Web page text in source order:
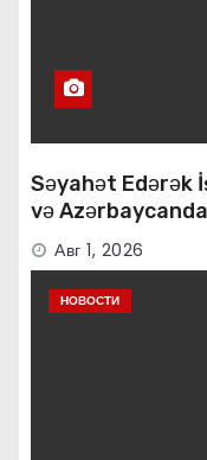
Səyahət Edərək
və
Авг 1, 2026
НОВОСТИ